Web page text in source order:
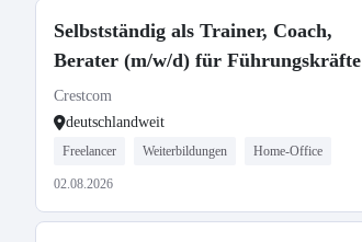
Selbstständig als Trainer, Coach,
Berater (m/w/d) für Führungskräfte
Crestcom
deutschlandweit
Freelancer Weiterbildungen Home-Office
02.08.2026